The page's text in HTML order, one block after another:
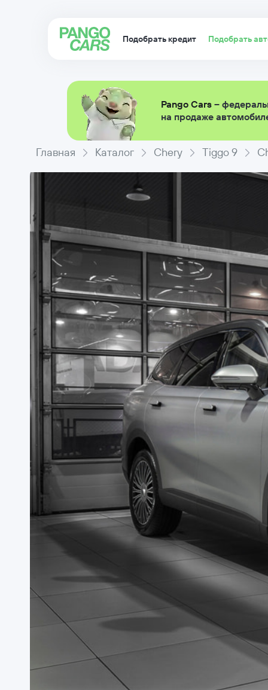
Подобрать кредит Подобрать
Pango Cars –
на продаже
Главная Каталог Chery Tiggo 9